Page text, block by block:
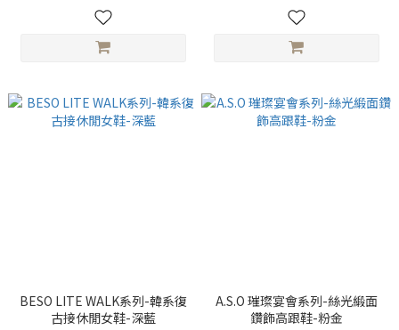
BESO LITE WALK系列-韓系復
古接休閒女鞋-深藍
A.S.O 璀璨宴會系列-絲光緞面
鑽飾高跟鞋-粉金